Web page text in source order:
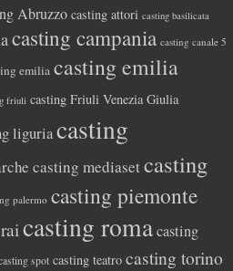
Abruzzo casting attori casting basilicata
casting campania casting canale 5
emilia casting emilia
friuli casting Friuli Venezia Giulia
liguriacasting
casting mediasetcasting
palermo casting piemonte
casting roma casting
spot casting teatro casting torino